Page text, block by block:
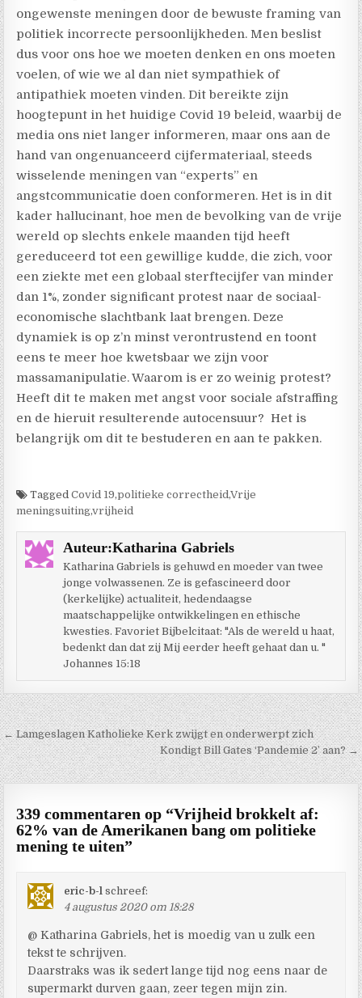
ongewenste meningen door de bewuste framing van
politiek incorrecte persoonlijkheden. Men beslist
dus voor ons hoe we moeten denken en ons moeten
voelen, of wie we al dan niet sympathiek of
antipathiek moeten vinden. Dit bereikte zijn
hoogtepunt in het huidige Covid 19 beleid, waarbij de
media ons niet langer informeren, maar ons aan de
hand van ongenuanceerd cijfermateriaal, steeds
wisselende meningen van “experts” en
angstcommunicatie doen conformeren. Het is in dit
kader hallucinant, hoe men de bevolking van de vrije
wereld op slechts enkele maanden tijd heeft
gereduceerd tot een gewillige kudde, die zich, voor
een ziekte met een globaal sterftecijfer van minder
dan 1%, zonder significant protest naar de sociaal-
economische slachtbank laat brengen. Deze
dynamiek is op z’n minst verontrustend en toont
eens te meer hoe kwetsbaar we zijn voor
massamanipulatie. Waarom is er zo weinig protest?
Heeft dit te maken met angst voor sociale afstraffing
en de hieruit resulterende autocensuur? Het is
belangrijk om dit te bestuderen en aan te pakken.
TaggedCovid 19,politieke correctheid,Vrije
meningsuiting,vrijheid
Auteur:Katharina Gabriels
Katharina Gabriels is gehuwd en moeder van twee
jonge volwassenen. Ze is gefascineerd door
(kerkelijke) actualiteit, hedendaagse
maatschappelijke ontwikkelingen en ethische
kwesties. Favoriet Bijbelcitaat: "Als de wereld u haat,
bedenkt dan dat zij Mij eerder heeft gehaat dan u. "
Johannes 15:18
Berichtnavigatie
← Lamgeslagen Katholieke Kerk zwijgt en onderwerpt zich
Kondigt Bill Gates ‘Pandemie 2’ aan? →
339 commentaren op “Vrijheid brokkelt af:
62% van de Amerikanen bang om politieke
mening te uiten”
eric-b-l schreef:
4 augustus 2020 om 18:28
@ Katharina Gabriels, het is moedig van u zulk een
tekst te schrijven.
Daarstraks was ik sedert lange tijd nog eens naar de
supermarkt durven gaan, zeer tegen mijn zin.